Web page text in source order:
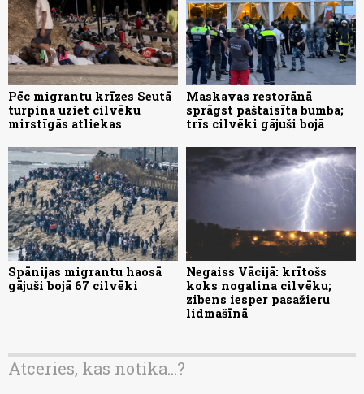
Pēc migrantu krīzes Seutā
turpina uziet cilvēku
mirstīgās atliekas
Maskavas restorānā
sprāgst paštaisīta bumba;
trīs cilvēki gājuši bojā
Spānijas migrantu haosā
gājuši bojā 67 cilvēki
Negaiss Vācijā: krītošs
koks nogalina cilvēku;
zibens iesper pasažieru
lidmašīnā
Atceries, kas notika...?